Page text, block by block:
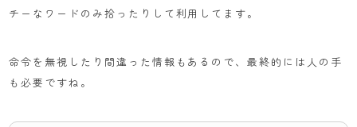
チーなワードのみ拾ったりして利用してます。
命令を無視したり間違った情報もあるので、最終的には人の手
も必要ですね。